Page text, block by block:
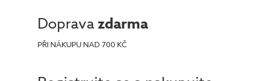
Dopravazdarma
PŘI NÁKUPU NAD 700 KČ